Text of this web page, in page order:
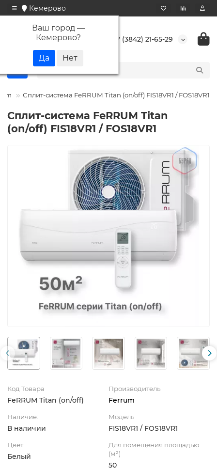
Кемерово
Ваш город —
Кемерово? +7 (3842) 21-65-29
Сплит-система FeRRUM Titan (on/off) FIS18VR1 / FOS18VR1
Сплит-система FeRRUM Titan
(on/off) FIS18VR1 / FOS18VR1
Код Товара
FeRRUM Titan (on/off)
Производитель
Ferrum
Наличие:
В наличии
Модель
FIS18VR1 / FOS18VR1
Цвет
Белый
Для помещения площадью
(м²)
50